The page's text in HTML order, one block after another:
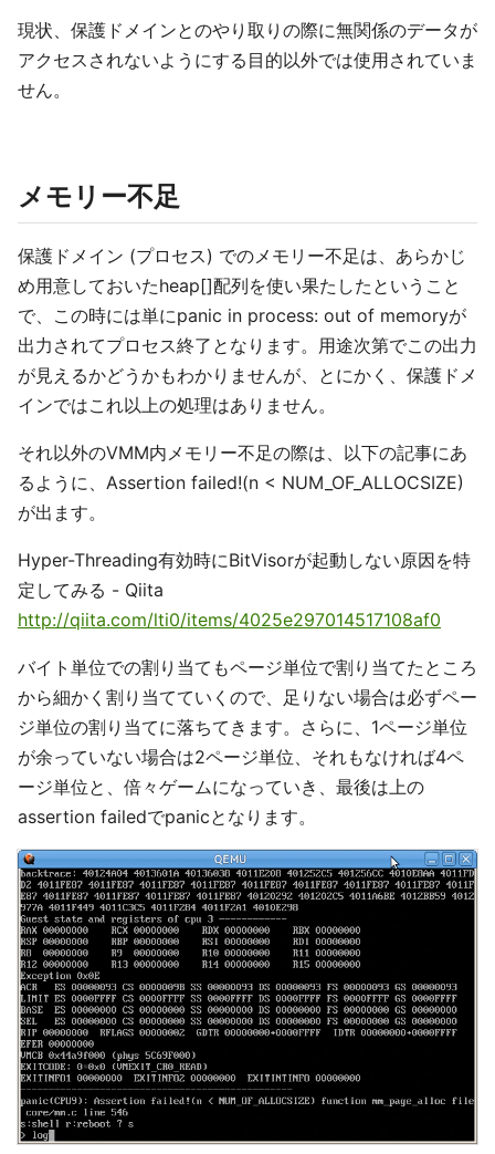
現状、保護ドメインとのやり取りの際に無関係のデータが
アクセスされないようにする目的以外では使用されていま
せん。
メモリー不足
保護ドメイン (プロセス) でのメモリー不足は、あらかじ
め用意しておいたheap[]配列を使い果たしたということ
で、この時には単にpanic in process: out of memoryが
出力されてプロセス終了となります。用途次第でこの出力
が見えるかどうかもわかりませんが、とにかく、保護ドメ
インではこれ以上の処理はありません。
それ以外のVMM内メモリー不足の際は、以下の記事にあ
るように、Assertion failed!(n < NUM_OF_ALLOCSIZE)
が出ます。
Hyper-Threading有効時にBitVisorが起動しない原因を特
定してみる - Qiita
http://qiita.com/lti0/items/4025e297014517108af0
バイト単位での割り当てもページ単位で割り当てたところ
から細かく割り当てていくので、足りない場合は必ずペー
ジ単位の割り当てに落ちてきます。さらに、1ページ単位
が余っていない場合は2ページ単位、それもなければ4ペ
ージ単位と、倍々ゲームになっていき、最後は上の
assertion failedでpanicとなります。